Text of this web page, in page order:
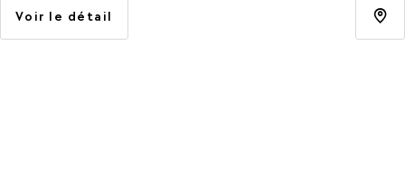
Voir le détail